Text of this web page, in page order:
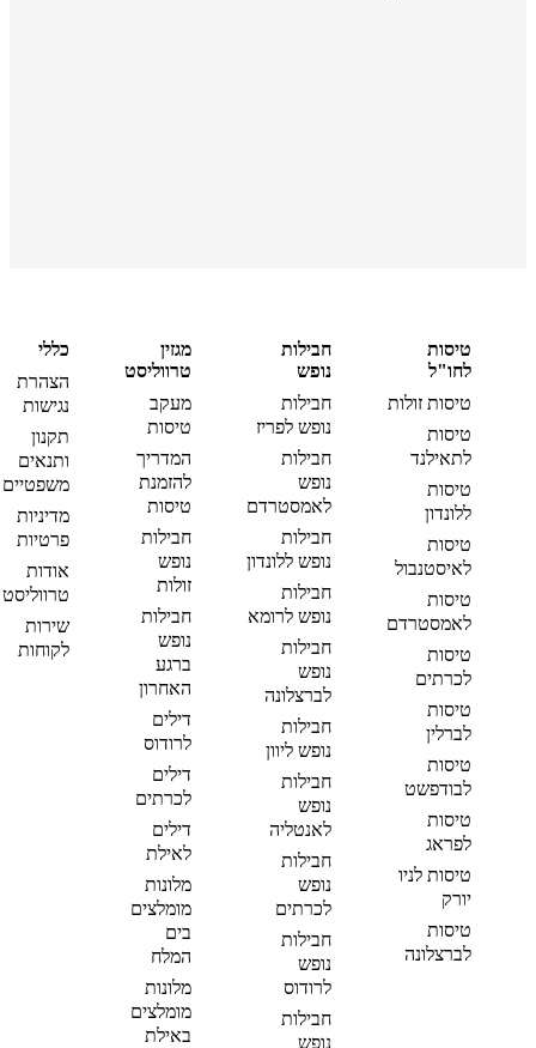
טיסות
לחו"ל
טיסות זולות
טיסות
לתאילנד
טיסות
ללונדון
טיסות
לאיסטנבול
טיסות
לאמסטרדם
טיסות
לכרתים
טיסות
לברלין
טיסות
לבודפשט
טיסות
לפראג
טיסות לניו
יורק
טיסות
לברצלונה
חבילות
נופש
חבילות
נופש לפריז
חבילות
נופש
לאמסטרדם
חבילות
נופש ללונדון
חבילות
נופש לרומא
חבילות
נופש
לברצלונה
חבילות
נופש ליוון
חבילות
נופש
לאנטליה
חבילות
נופש
לכרתים
חבילות
נופש
לרודוס
חבילות
נופש
מגזין
טרווליסט
מעקב
טיסות
המדריך
להזמנת
טיסות
חבילות
נופש
זולות
חבילות
נופש
ברגע
האחרון
דילים
לרודוס
דילים
לכרתים
דילים
לאילת
מלונות
מומלצים
בים
המלח
מלונות
מומלצים
באילת
כללי
הצהרת
נגישות
תקנון
ותנאים
משפטיים
מדיניות
פרטיות
אודות
טרווליסט
שירות
לקוחות